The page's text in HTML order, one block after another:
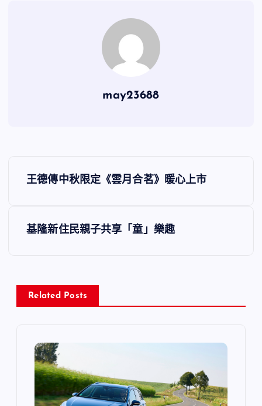
may23688
文
導
王德傳中秋限定《雲月合茗》暖心上市
基隆新住民親子共享「童」樂趣
Related Posts